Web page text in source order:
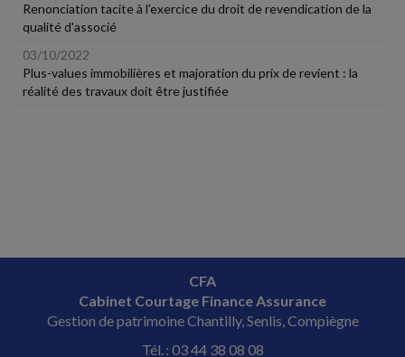
Renonciation tacite à l'exercice du droit de revendication de la
qualité d'associé
03/10/2022
Plus-values immobilières et majoration du prix de revient : la
réalité des travaux doit être justifiée
CFA
Cabinet Courtage Finance Assurance
Gestion de patrimoine Chantilly, Senlis, Compiègne
Tél. : 03 44 38 08 08